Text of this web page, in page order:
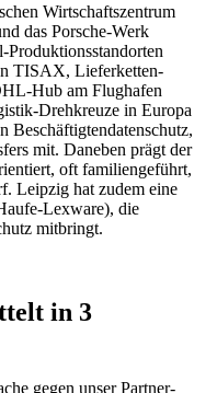
Wirtschaftszentrum
das Porsche-Werk
Produktionsstandorten
TISAX, Lieferketten-
Hub am Flughafen
Drehkreuze in Europa
Beschäftigtendatenschutz,
mit. Daneben prägt der
oft familiengeführt,
Leipzig hat zudem eine
Lexware), die
mitbringt.
in 3
gegen unser Partner-